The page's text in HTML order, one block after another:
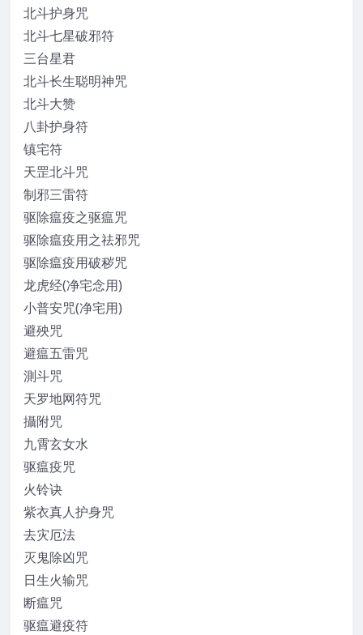
北斗护身咒
北斗七星破邪符
三台星君
北斗长生聪明神咒
北斗大赞
八卦护身符
镇宅符
天罡北斗咒
制邪三雷符
驱除瘟疫之驱瘟咒
驱除瘟疫用之祛邪咒
驱除瘟疫用破秽咒
龙虎经(净宅念用)
小普安咒(净宅用)
避殃咒
避瘟五雷咒
測斗咒
天罗地网符咒
攝附咒
九霄玄女水
驱瘟疫咒
火铃诀
紫衣真人护身咒
去灾厄法
灭鬼除凶咒
日生火输咒
断瘟咒
驱瘟避疫符